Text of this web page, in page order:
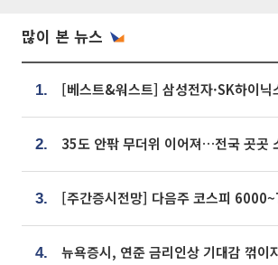
많이 본 뉴스
1.
2.
3.
4.